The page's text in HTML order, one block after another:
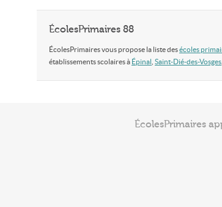
ÉcolesPrimaires 88
ÉcolesPrimaires vous propose la liste desécoles
établissements scolaires à Épinal Saint-Dié-des-Vosges
ÉcolesPrimaires